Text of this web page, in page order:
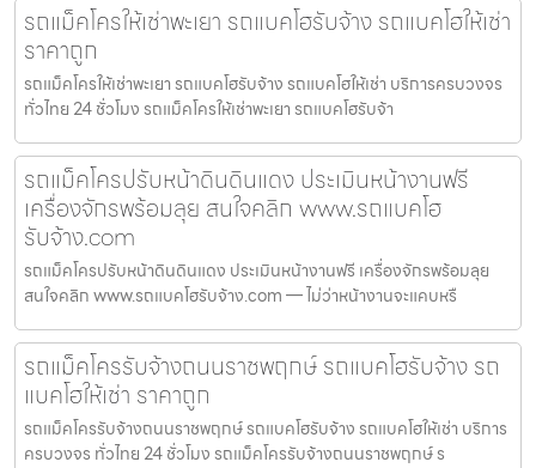
รถแม็คโครให้เช่าพะเยา รถแบคโฮรับจ้าง รถแบคโฮให้เช่า
ราคาถูก
รถแม็คโครให้เช่าพะเยา รถแบคโฮรับจ้าง รถแบคโฮให้เช่า บริการครบวงจร
ทั่วไทย 24 ชั่วโมง รถแม็คโครให้เช่าพะเยา รถแบคโฮรับจ้า
รถแม็คโครปรับหน้าดินดินแดง ประเมินหน้างานฟรี
เครื่องจักรพร้อมลุย สนใจคลิก www.รถแบคโฮ
รับจ้าง.com
รถแม็คโครปรับหน้าดินดินแดง ประเมินหน้างานฟรี เครื่องจักรพร้อมลุย
สนใจคลิก www.รถแบคโฮรับจ้าง.com — ไม่ว่าหน้างานจะแคบหรื
รถแม็คโครรับจ้างถนนราชพฤกษ์ รถแบคโฮรับจ้าง รถ
แบคโฮให้เช่า ราคาถูก
รถแม็คโครรับจ้างถนนราชพฤกษ์ รถแบคโฮรับจ้าง รถแบคโฮให้เช่า บริการ
ครบวงจร ทั่วไทย 24 ชั่วโมง รถแม็คโครรับจ้างถนนราชพฤกษ์ ร